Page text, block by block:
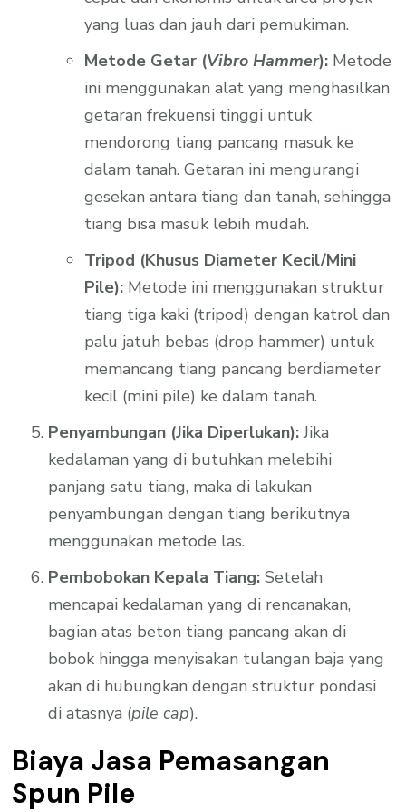
yang luas dan jauh dari pemukiman.
Metode Getar (Vibro Hammer): Metode
ini menggunakan alat yang menghasilkan
getaran frekuensi tinggi untuk
mendorong tiang pancang masuk ke
dalam tanah. Getaran ini mengurangi
gesekan antara tiang dan tanah, sehingga
tiang bisa masuk lebih mudah.
Tripod (Khusus Diameter Kecil/Mini
Pile): Metode ini menggunakan struktur
tiang tiga kaki (tripod) dengan katrol dan
palu jatuh bebas (drop hammer) untuk
memancang tiang pancang berdiameter
kecil (mini pile) ke dalam tanah.
Penyambungan (Jika Diperlukan):Jika
kedalaman yang di butuhkan melebihi
panjang satu tiang, maka di lakukan
penyambungan dengan tiang berikutnya
menggunakan metode las.
Pembobokan Kepala Tiang: Setelah
mencapai kedalaman yang di rencanakan,
bagian atas beton tiang pancang akan di
bobok hingga menyisakan tulangan baja yang
akan di hubungkan dengan struktur pondasi
di atasnya (pile cap).
Biaya Jasa Pemasangan
Spun Pile